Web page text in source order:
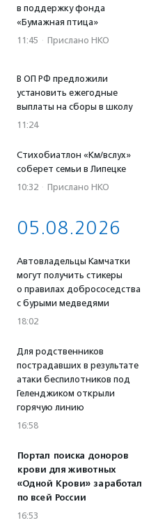
в поддержку фонда
«Бумажная птица»
11:45 · Прислано НКО
В ОП РФ предложили
установить ежегодные
выплаты на сборы в школу
11:24
Стихобиатлон «Км/вслух»
соберет семьи в Липецке
10:32 · Прислано НКО
05.08.2026
Автовладельцы Камчатки
могут получить стикеры
о правилах добрососедства
с бурыми медведями
18:02
Для родственников
пострадавших в результате
атаки беспилотников под
Геленджиком открыли
горячую линию
16:58
Портал поиска доноров
крови для животных
«Одной Крови» заработал
по всей России
16:53